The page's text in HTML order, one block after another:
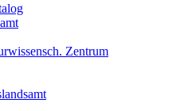
Zentrum